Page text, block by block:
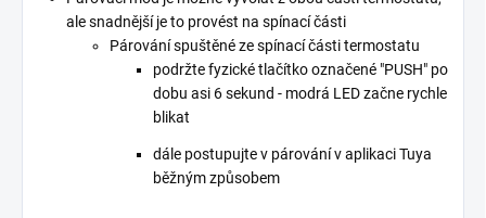
ale snadnější je to provést na spínací části
Párování spuštěné ze spínací části termostatu
podržte fyzické tlačítko označené "PUSH" po
dobu asi 6 sekund - modrá LED začne rychle
blikat
dále postupujte v párování v aplikaci Tuya
běžným způsobem